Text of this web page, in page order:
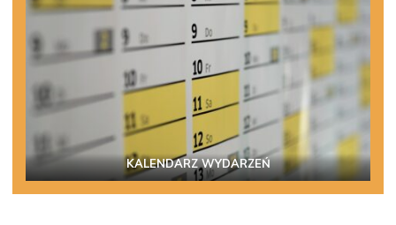
KALENDARZ WYDARZEŃ